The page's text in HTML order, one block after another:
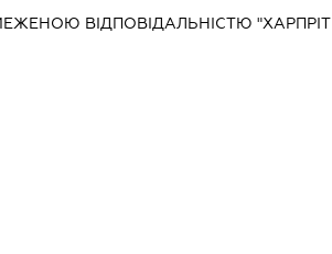
ВІДПОВІДАЛЬНІСТЮ "ХАРПРІТ